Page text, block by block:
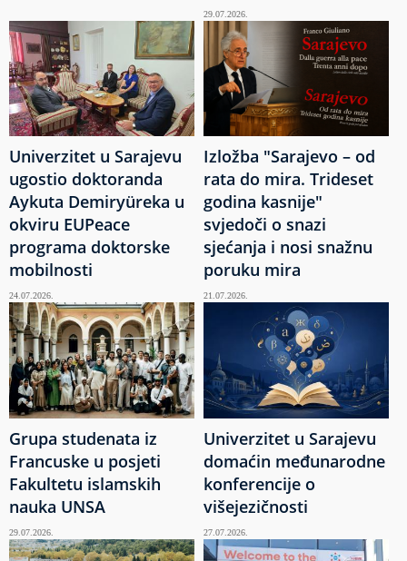
29.07.2026.
Univerzitet u Sarajevu
ugostio doktoranda
Aykuta Demiryüreka u
okviru EUPeace
programa doktorske
mobilnosti
24.07.2026.
Izložba "Sarajevo – od
rata do mira. Trideset
godina kasnije"
svjedoči o snazi
sjećanja i nosi snažnu
poruku mira
21.07.2026.
Grupa studenata iz
Francuske u posjeti
Fakultetu islamskih
nauka UNSA
29.07.2026.
Univerzitet u Sarajevu
domaćin međunarodne
konferencije o
višejezičnosti
27.07.2026.